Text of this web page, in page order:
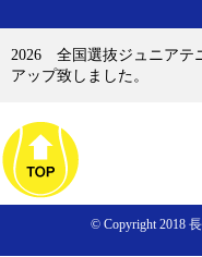
2026 全国選抜ジュニアテ
アップ致しました。
© Copyright 2018